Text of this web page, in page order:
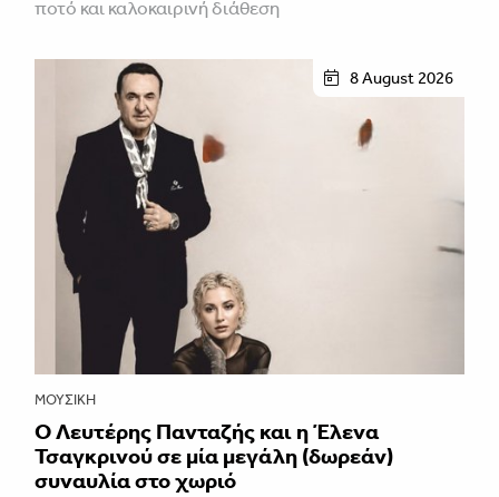
ποτό και καλοκαιρινή διάθεση
8 August 2026
ΜΟΥΣΙΚΉ
Ο Λευτέρης Πανταζής και η Έλενα
Τσαγκρινού σε μία μεγάλη (δωρεάν)
συναυλία στο χωριό